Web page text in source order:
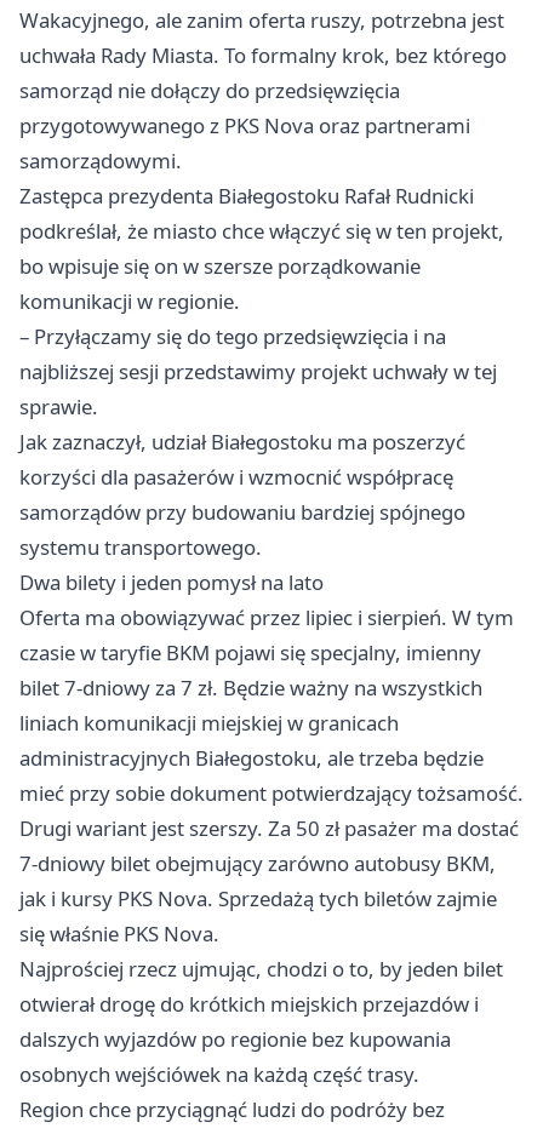
Wakacyjnego, ale zanim oferta ruszy, potrzebna jest
uchwała Rady Miasta. To formalny krok, bez którego
samorząd nie dołączy do przedsięwzięcia
przygotowywanego z PKS Nova oraz partnerami
samorządowymi.
Zastępca prezydenta Białegostoku Rafał Rudnicki
podkreślał, że miasto chce włączyć się w ten projekt,
bo wpisuje się on w szersze porządkowanie
komunikacji w regionie.
– Przyłączamy się do tego przedsięwzięcia i na
najbliższej sesji przedstawimy projekt uchwały w tej
sprawie.
Jak zaznaczył, udział Białegostoku ma poszerzyć
korzyści dla pasażerów i wzmocnić współpracę
samorządów przy budowaniu bardziej spójnego
systemu transportowego.
Dwa bilety i jeden pomysł na lato
Oferta ma obowiązywać przez lipiec i sierpień. W tym
czasie w taryfie BKM pojawi się specjalny, imienny
bilet 7-dniowy za 7 zł. Będzie ważny na wszystkich
liniach komunikacji miejskiej w granicach
administracyjnych Białegostoku, ale trzeba będzie
mieć przy sobie dokument potwierdzający tożsamość.
Drugi wariant jest szerszy. Za 50 zł pasażer ma dostać
7-dniowy bilet obejmujący zarówno autobusy BKM,
jak i kursy PKS Nova. Sprzedażą tych biletów zajmie
się właśnie PKS Nova.
Najprościej rzecz ujmując, chodzi o to, by jeden bilet
otwierał drogę do krótkich miejskich przejazdów i
dalszych wyjazdów po regionie bez kupowania
osobnych wejściówek na każdą część trasy.
Region chce przyciągnąć ludzi do podróży bez